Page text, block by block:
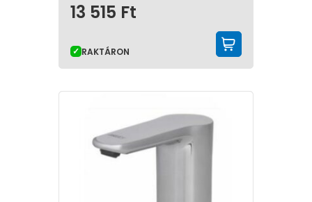
13 515 Ft
RAKTÁRON